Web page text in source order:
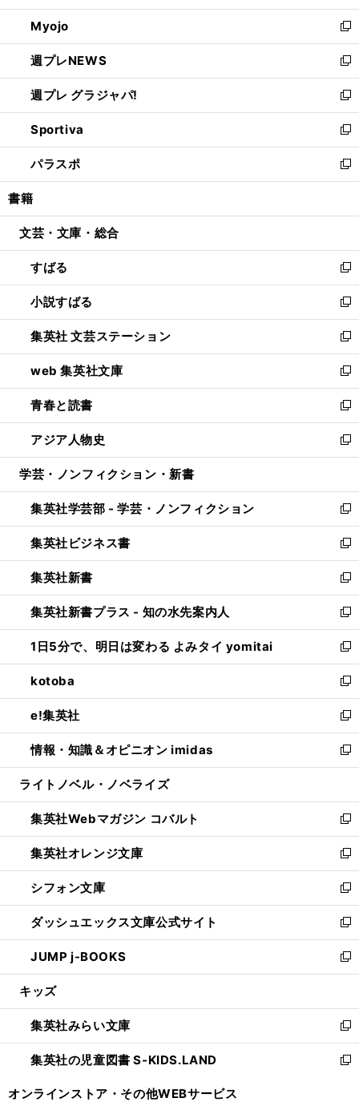
開
く
ウ
で
開
く
ン
ド
ウ
で
開
く
ウ
ィ
ン
ド
ウ
で
開
く
Myojo
新
し
い
ウ
ィ
ン
ド
ウ
で
開
週プレNEWS
新
し
い
ウ
ィ
ン
ド
ウ
開
週プレ グラジャパ!
新
し
い
ウ
ィ
ン
ウ
開
く
Sportiva
新
し
い
ウ
ン
ウ
で
開
く
パラスポ
新
し
ウ
ン
ド
ウ
で
開
く
書籍
文芸・文庫・総合
すばる
新
し
い
ウ
ィ
ン
ド
ウ
で
開
く
小説すばる
新
し
い
ウ
ィ
ン
ド
ウ
で
開
集英社 文芸ステーション
新
し
い
ウ
ィ
ン
ド
ウ
開
く
web 集英社文庫
新
し
い
ウ
ィ
ン
ウ
で
開
く
青春と読書
新
し
い
ウ
ン
ド
ウ
で
開
く
アジア人物史
新
し
ウ
ィ
ン
ド
ウ
で
開
く
学芸・ノンフィクション・新書
集英社学芸部 - 学芸・ノンフィクション
新
し
い
ウ
ィ
ン
ド
ウ
で
開
く
集英社ビジネス書
新
し
い
ウ
ィ
ン
ド
ウ
で
開
く
集英社新書
新
し
い
ウ
ィ
ン
ド
ウ
で
開
く
集英社新書プラス - 知の水先案内人
新
し
い
ウ
ィ
ン
ド
ウ
で
開
1日5分で、明日は変わる よみタイ yomitai
新
し
い
ウ
ィ
ン
ド
ウ
開
く
kotoba
新
し
い
ウ
ィ
ン
ウ
で
開
く
e!集英社
新
し
い
ウ
ン
ド
ウ
で
開
く
情報・知識＆オピニオン imidas
新
し
ウ
ィ
ン
ド
ウ
で
開
く
ライトノベル・ノベライズ
集英社Webマガジン コバルト
新
し
い
ウ
ィ
ン
ド
ウ
で
開
集英社オレンジ文庫
新
し
い
ウ
ィ
ン
ド
ウ
開
く
シフォン文庫
新
し
い
ウ
ィ
ン
ウ
で
開
く
ダッシュエックス文庫公式サイト
新
し
い
ウ
ン
ド
ウ
で
JUMP j-BOOKS
新
し
ウ
ィ
ン
ド
キッズ
集英社みらい文庫
新
し
い
集英社の児童図書 S-KIDS.LAND
新
オンラインストア・ その他WEBサービス